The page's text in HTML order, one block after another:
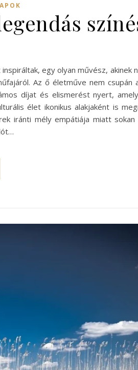
egy olyan művész, akinek
Az ő életműve nem csupán
díjat és elismerést nyert,
élet ikonikus alakjaként is
iránti mély empátiája miatt